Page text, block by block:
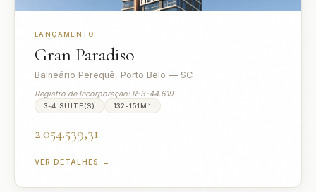
LANÇAMENTO
Gran Paradiso
Balneário Perequê, Porto Belo — SC
Registro de Incorporação: R-3-44.619
3-4 SUÍTE(S) 132-151M²
2.054.539,31
VER DETALHES →